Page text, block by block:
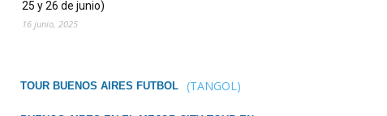
25 y 26 de junio)
16 junio, 2025
TOUR BUENOS AIRES FUTBOL (TANGOL)